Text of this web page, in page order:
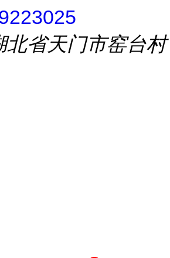
北省天门市窑台村